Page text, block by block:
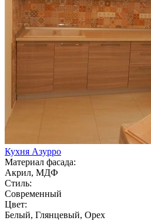
Кухня Азурро
Материал фасада:
Акрил, МДФ
Стиль:
Современный
Цвет:
Белый, Глянцевый, Орех